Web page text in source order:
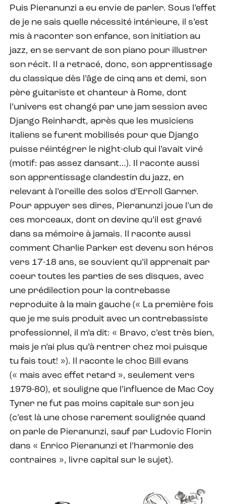
Puis Pieranunzi a eu envie de parler. Sous l’effet
de je ne sais quelle nécessité intérieure, il s’est
mis à raconter son enfance, son initiation au
jazz, en se servant de son piano pour illustrer
son récit. Il a retracé, donc, son apprentissage
du classique dès l’âge de cinq ans et demi, son
père guitariste et chanteur à Rome, dont
l’univers est changé par une jam session avec
Django Reinhardt, après que les musiciens
italiens se furent mobilisés pour que Django
puisse réintégrer le night-club qui l’avait viré
(motif: pas assez dansant…). Il raconte aussi
son apprentissage clandestin du jazz, en
relevant à l’oreille des solos d’Erroll Garner.
Pour appuyer ses dires, Pieranunzi joue l’un de
ces morceaux, dont on devine qu’il est gravé
dans sa mémoire à jamais. Il raconte aussi
comment Charlie Parker est devenu son héros
vers 17-18 ans, se souvient qu’il apprenait par
coeur toutes les parties de ses disques, avec
une prédilection pour la contrebasse
reproduite à la main gauche (« La première fois
que je me suis produit avec un contrebassiste
professionnel, il m’a dit: « Bravo, c’est très bien,
mais je n’ai plus qu’à rentrer chez moi puisque
tu fais tout! »). Il raconte le choc Bill evans
(« mais avec effet retard », seulement vers
1979-80), et souligne que l’influence de Mac Coy
Tyner ne fut pas moins capitale sur son jeu
(c’est là une chose rarement soulignée quand
on parle de Pieranunzi, sauf par Ludovic Florin
dans « Enrico Pieranunzi et l’harmonie des
contraires », livre capital sur le sujet).